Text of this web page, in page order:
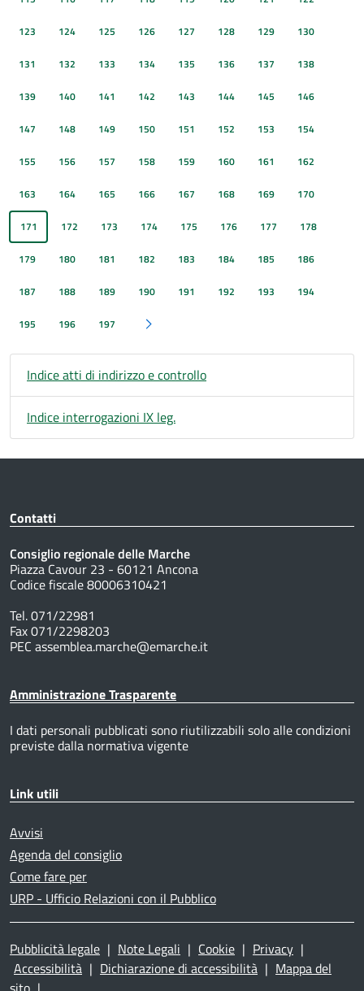
123 124 125 126 127 128 129 130
131 132 133 134 135 136 137 138
139 140 141 142 143 144 145 146
147 148 149 150 151 152 153 154
155 156 157 158 159 160 161 162
163 164 165 166 167 168 169 170
171 172 173 174 175 176 177 178
179 180 181 182 183 184 185 186
187 188 189 190 191 192 193 194
195 196 197 Pagina successiva
Indice atti di indirizzo e controllo
Indice interrogazioni IX leg.
Contatti
Consiglio regionale delle Marche
Piazza Cavour 23 - 60121 Ancona
Codice fiscale 80006310421
Tel. 071/22981
Fax 071/2298203
PEC assemblea.marche@emarche.it
Amministrazione Trasparente
I dati personali pubblicati sono riutilizzabili solo alle condizioni
previste dalla normativa vigente
Link utili
Avvisi
Agenda del consiglio
Come fare per
URP - Ufficio Relazioni con il Pubblico
Pubblicità legale | Note Legali | Cookie | Privacy |
Accessibilità | Dichiarazione di accessibilità | Mappa del